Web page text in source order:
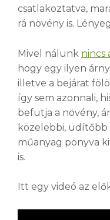
csatlakoztatva,
rá növény is.
Mivel nálunk nincs
hogy egy ilyen
illetve a bejárat
így sem azonnali,
befutja a növény,
közelebbi, üdítőbb
műanyag ponyva
is.
Itt egy videó az